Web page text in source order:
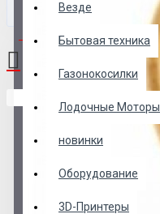
Везде
Бытовая техника
Газонокосилки
Лодочные Моторы
новинки
Оборудование
3D-Принтеры
0 товар(ов) - 0 р.